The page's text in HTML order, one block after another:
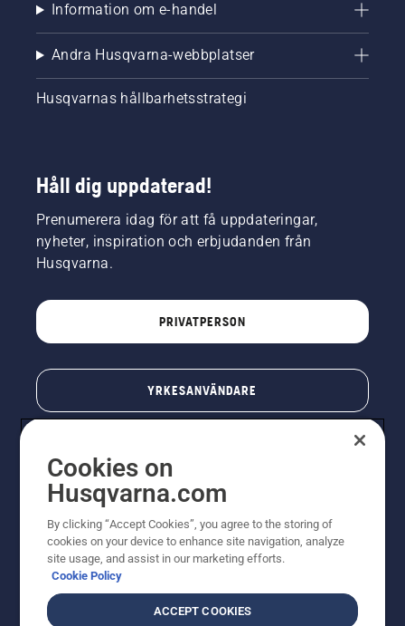
Information om e-handel
Andra Husqvarna-webbplatser
Husqvarnas hållbarhetsstrategi
Håll dig uppdaterad!
Prenumerera idag för att få uppdateringar,
nyheter, inspiration och erbjudanden från
Husqvarna.
PRIVATPERSON
YRKESANVÄNDARE
© Husqvarna AB (publ). All rights reserved. Priserna
som visas är rekommenderade cirkapriser. Alla angivna
priser är rekommenderade försäljningspriser (inkl.
Cookies on
Husqvarna.com
By clicking “Accept Cookies”, you agree to the storing of
cookies on your device to enhance site navigation, analyze
site usage, and assist in our marketing efforts.
Cookie Policy
ACCEPT COOKIES